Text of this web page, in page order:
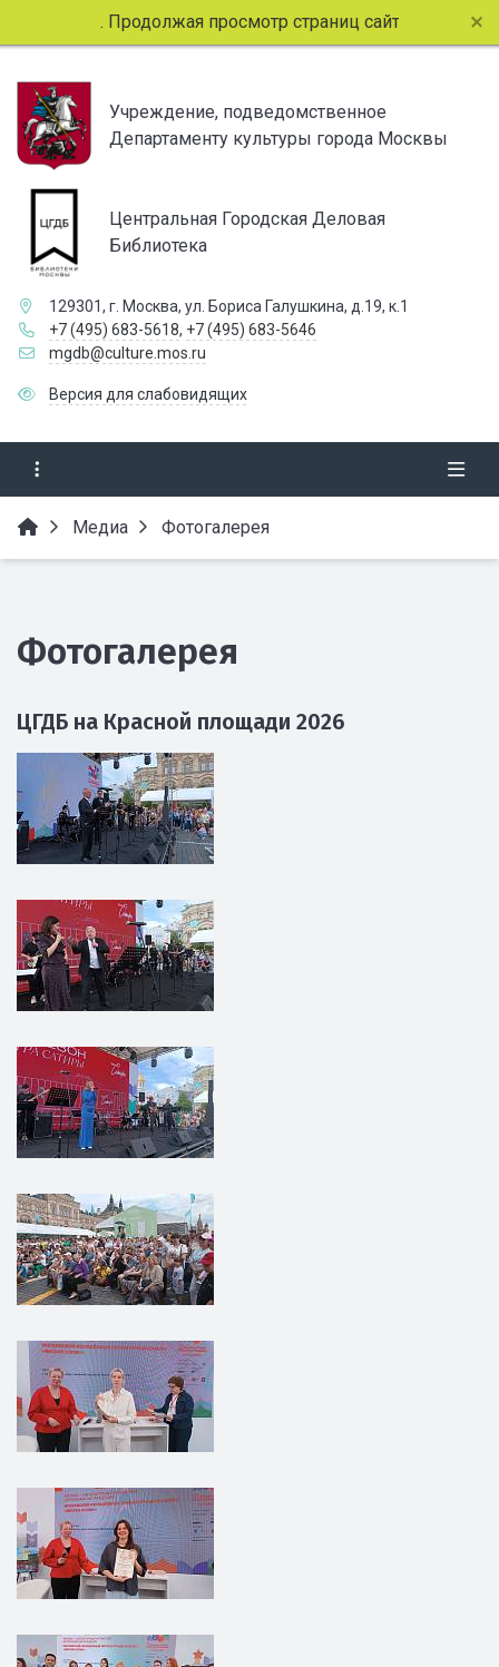
Продолжая просмотр страниц сайта, вы соглашаетесь с
Учреждение, подведомственное
Департаменту культуры города Москвы
Центральная Городская Деловая
Библиотека
129301, г. Москва, ул. Бориса Галушкина, д.19, к.1
+7 (495) 683-5618, +7 (495) 683-5646
mgdb@culture.mos.ru
Версия для слабовидящих
Медиа Фотогалерея
Фотогалерея
ЦГДБ на Красной площади 2026